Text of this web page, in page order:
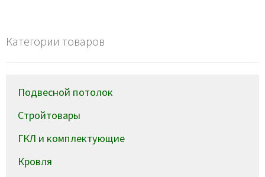
Категории товаров
Подвесной потолок
Стройтовары
ГКЛ и комплектующие
Кровля